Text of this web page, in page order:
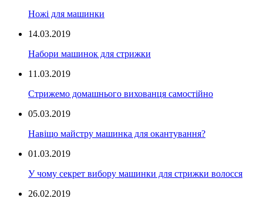
Ножі для машинки
14.03.2019
Набори машинок для стрижки
11.03.2019
Стрижемо домашнього вихованця самостійно
05.03.2019
Навіщо майстру машинка для окантування?
01.03.2019
У чому секрет вибору машинки для стрижки волосся
26.02.2019